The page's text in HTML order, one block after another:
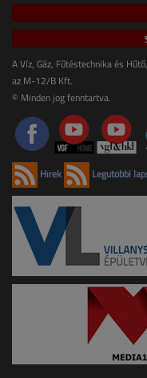
A Víz, Gáz, Fűtéstechnika és
az M-12/B Kft.
© Minden jog fenntartva.
Hírek Legutóbbi